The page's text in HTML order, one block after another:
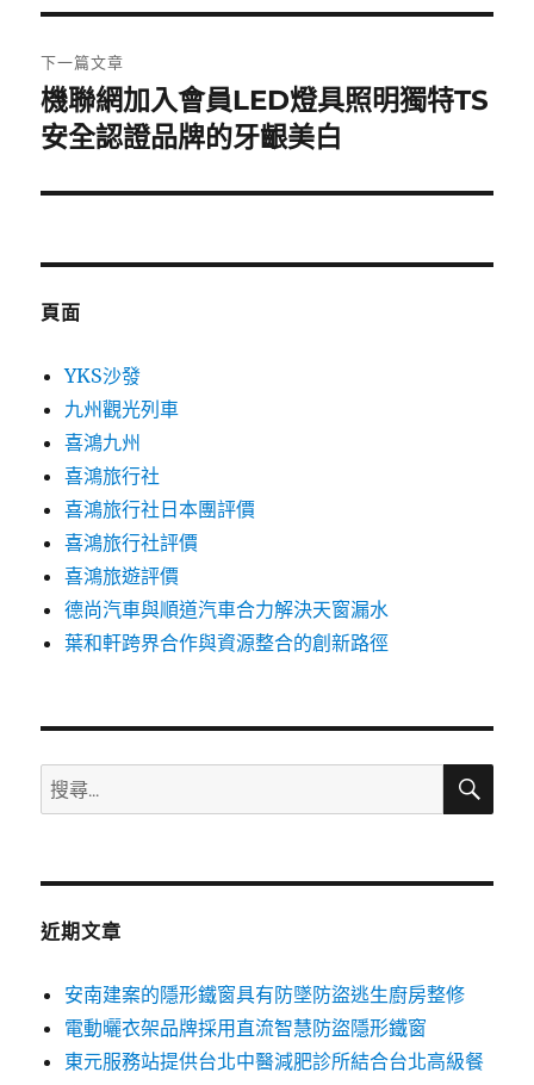
覽
文
章:
下一篇文章
下
一
文
機聯網加入會員LED燈具照明獨特TS
安全認證品牌的牙齦美白
頁面
YKS沙發
九州觀光列車
喜鴻九州
喜鴻旅行社
喜鴻旅行社日本團評價
喜鴻旅行社評價
喜鴻旅遊評價
德尚汽車與順道汽車合力解決天窗漏水
葉和軒跨界合作與資源整合的創新路徑
搜
尋
鍵
搜
近期文章
安南建案的隱形鐵窗具有防墜防盜逃生廚房整修
電動曬衣架品牌採用直流智慧防盜隱形鐵窗
東元服務站提供台北中醫減肥診所結合台北高級餐